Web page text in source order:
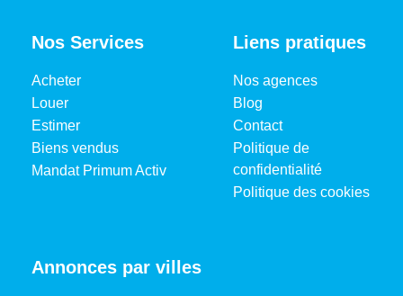
Nos Services
Acheter
Louer
Estimer
Biens vendus
Mandat Primum Activ
Liens pratiques
Nos agences
Blog
Contact
Politique de
confidentialité
Politique des cookies
Annonces par villes